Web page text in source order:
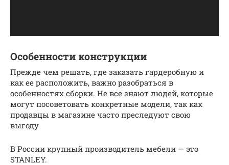
Особенности конструкции
Прежде чем решать, где заказать гардеробную и
как ее расположить, важно разобраться в
особенностях сборки. Не все знают людей, которые
могут посоветовать конкретные модели, так как
продавцы в магазине часто преследуют свою
выгоду
В России крупный производитель мебели — это
STANLEY.